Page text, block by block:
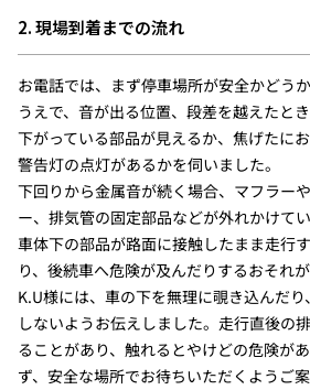
2. 現場到着までの流れ
お電話では、まず停車場所が安全かどう
うえで、音が出る位置、段差を越えたと
下がっている部品が見えるか、焦げたに
警告灯の点灯があるかを伺いました。
下回りから金属音が続く場合、マフラー
ー、排気管の固定部品などが外れかけて
車体下の部品が路面に接触したまま走行
り、後続車へ危険が及んだりするおそれが
K.U様には、車の下を無理に覗き込んだ
しないようお伝えしました。走行直後の
ることがあり、触れるとやけどの危険が
ず、安全な場所でお待ちいただくようご案